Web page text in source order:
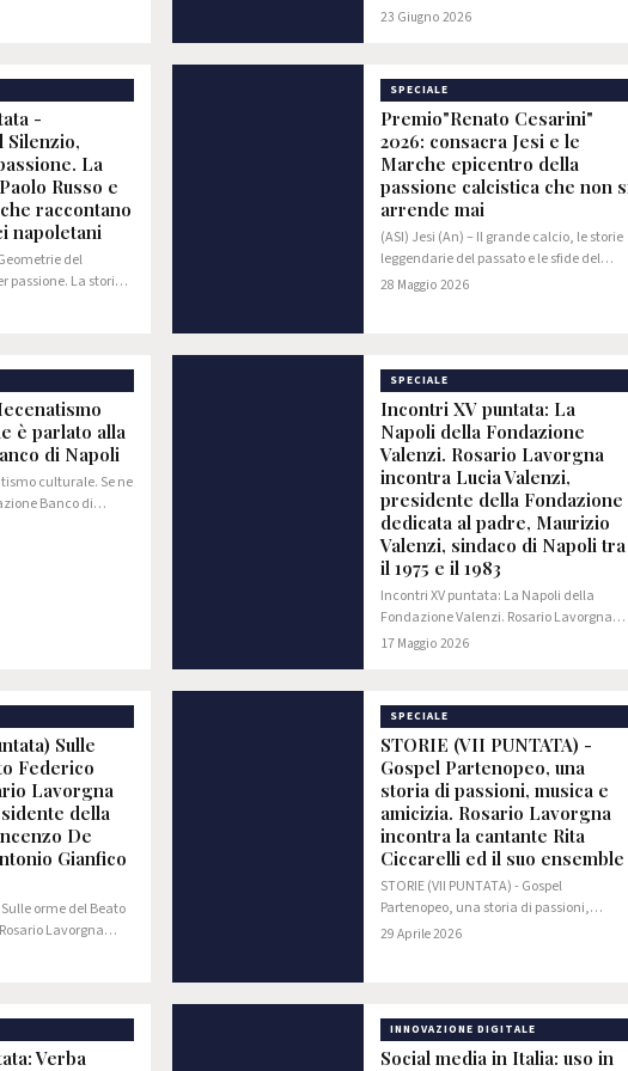
Napoli
23 Giugno 2026
-
Silenzio,
La
Russo e
raccontano
napoletani
del
passione. La storia
della sue foto che
SPECIALE
Premio"Renato Cesarini"
2026: consacra Jesi e le
Marche epicentro della
passione calcistica che non
arrende mai
(ASI) Jesi (An) – Il grande calcio, le storie
leggendarie del passato e le sfide del
business moderno si sono incrociati nella
28 Maggio 2026
è parlato alla
di Napoli
culturale. Se ne
Banco di
SPECIALE
Incontri XV puntata: La
Napoli della Fondazione
Valenzi. Rosario Lavorgna
incontra Lucia Valenzi,
presidente della Fondazione
dedicata al padre, Maurizio
Valenzi, sindaco di Napoli tra
il 1975 e il 1983
Incontri XV puntata: La Napoli della
Fondazione Valenzi. Rosario Lavorgna
incontra Lucia Valenzi, presidente della
17 Maggio 2026
Sulle
Federico
Lavorgna
della
De
Gianfico
orme del Beato
Lavorgna
della Società San
SPECIALE
STORIE (VII PUNTATA) -
Gospel Partenopeo, una
storia di passioni, musica e
amicizia. Rosario Lavorgna
incontra la cantante Rita
Ciccarelli ed il suo ensemble
STORIE (VII PUNTATA) - Gospel
Partenopeo, una storia di passioni,
musica e amicizia. Rosario Lavorgna
29 Aprile 2026
Verba
INNOVAZIONE DIGITALE
Social media in Italia: uso in